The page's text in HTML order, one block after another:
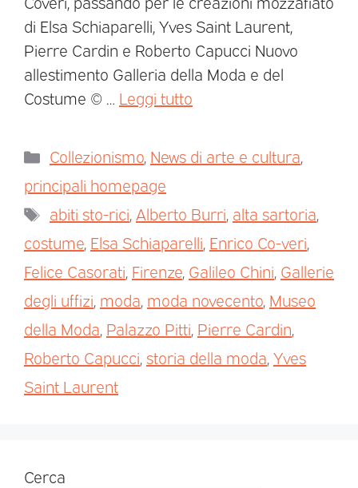
di Elsa Schiaparelli, Yves Saint Laurent,
Pierre Cardin e Roberto Capucci Nuovo
allestimento Galleria della Moda e del
Costume © … Leggi tutto
Collezionismo, News di arte e cultura,
principali homepage
abiti sto-rici, Alberto Burri, alta sartoria,
costume, Elsa Schiaparelli, Enrico Co-veri,
Felice Casorati, Firenze, Galileo Chini, Gallerie
degli uffizi, moda, moda novecento, Museo
della Moda, Palazzo Pitti, Pierre Cardin,
Roberto Capucci,storia della moda,Yves
Saint Laurent
Cerca